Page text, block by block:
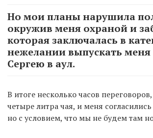
Но мои планы нарушила
окружив меня охраной и
которая заключалась в
нежелании выпускать меня
Сергею в аул.
В итоге несколько часов
четыре литра чая, и меня
но с условием, что мы не будем там